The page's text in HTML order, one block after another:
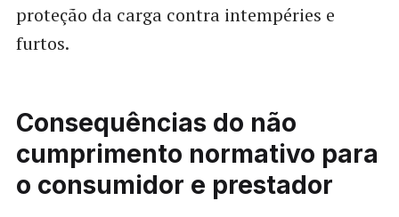
proteção da carga contra intempéries e
furtos.
Consequências do não
cumprimento normativo para
o consumidor e prestador